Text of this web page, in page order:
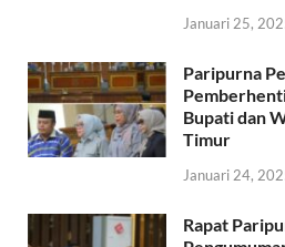
Januari 25,
Paripurna
Bupati dan
Timur
Januari 24,
Rapat